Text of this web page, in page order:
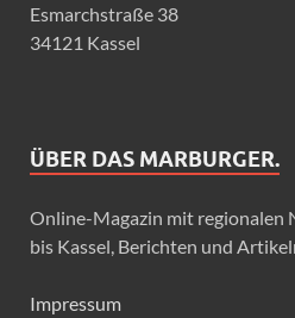
Esmarchstraße 38
34121 Kassel
ÜBER DAS MARBURGER.
Online-Magazin mit regionalen
bis Kassel, Berichten und
Impressum